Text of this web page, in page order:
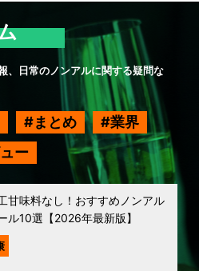
、日常のノンアルに関する疑問な
まとめ
業界
ー
甘味料なし！おすすめノンアル
ル10選【2026年最新版】